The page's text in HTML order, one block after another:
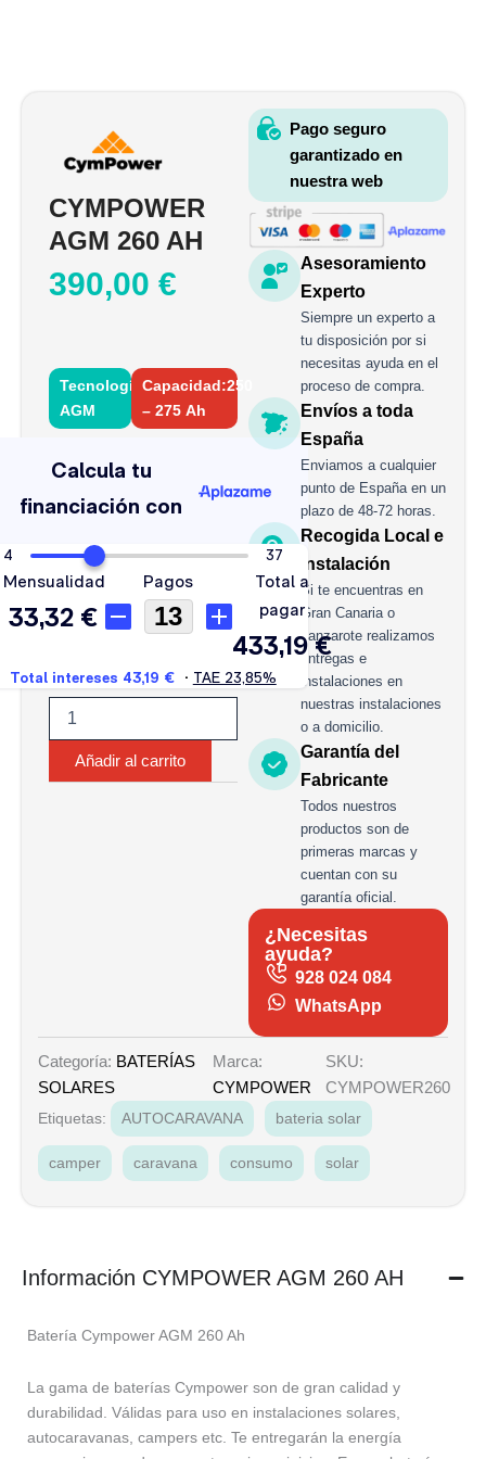
CYMPOWER
AGM 260 AH
390,00 €
Tecnología:
AGM
Capacidad:250
– 275 Ah
AGM
260
AH
Añadir al carrito
Asesoramiento
Experto
Siempre un experto a
tu disposición por si
necesitas ayuda en el
proceso de compra.
Envíos a toda
España
Enviamos a cualquier
punto de España en un
plazo de 48-72 horas.
Recogida Local e
Instalación
Si te encuentras en
Gran Canaria o
Lanzarote realizamos
entregas e
instalaciones en
nuestras instalaciones
o a domicilio.
Garantía del
Fabricante
Todos nuestros
productos son de
primeras marcas y
cuentan con su
garantía oficial.
¿Necesitas
ayuda?
928 024 084
WhatsApp
Pago seguro
garantizado en
nuestra web
Categoría: BATERÍAS
SOLARES
Marca:
CYMPOWER
SKU:
CYMPOWER260
Etiquetas: AUTOCARAVANA bateria solar
camper caravana consumo solar
Información CYMPOWER AGM 260 AH
Batería Cympower AGM 260 Ah
La gama de baterías Cympower son de gran calidad y
durabilidad. Válidas para uso en instalaciones solares,
autocaravanas, campers etc. Te entregarán la energía